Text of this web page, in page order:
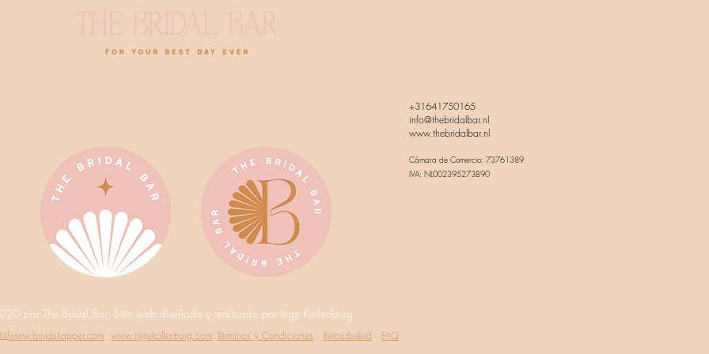
+31641750165
info@thebridalbar.nl
www.thebridalbar.nl
Cámara de Comercio: 73761389
IVA: NL002395273B90
por The Bridal Bar. Sitio web diseñado y realizado por Inge Kollenburg
www.bruidskapper.com www.ingekollenburg.com Términos y Condiciones Retourbeleid FAQ